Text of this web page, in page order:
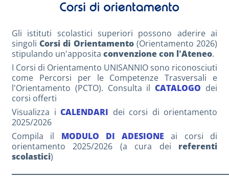
Gli istituti scolastici superiori possono aderire ai
singoliCorsi di Orientamento(Orientamento 2026)
stipulando un'apposita convenzione con l'Ateneo.
I Corsi di Orientamento UNISANNIO sono riconosciuti
come Percorsi per le Competenze Trasversali e
l'Orientamento (PCTO). Consulta ilCATALOGO dei
corsi offerti
Visualizza i CALENDARI dei corsi di orientamento
2025/2026
Compila il MODULO DI ADESIONE ai corsi di
orientamento 2025/2026 (a cura dei referenti
scolastici)